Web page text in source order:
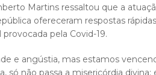
Martins ressaltou que a
ofereceram respostas
pela Covid-19.
e angústia, mas estamos
só não passa a misericórdia